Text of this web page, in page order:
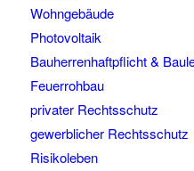
Wohngebäude
Photovoltaik
Bauherrenhaftpflicht &
Feuerrohbau
privater Rechtsschutz
gewerblicher Rechtsschutz
Risikoleben